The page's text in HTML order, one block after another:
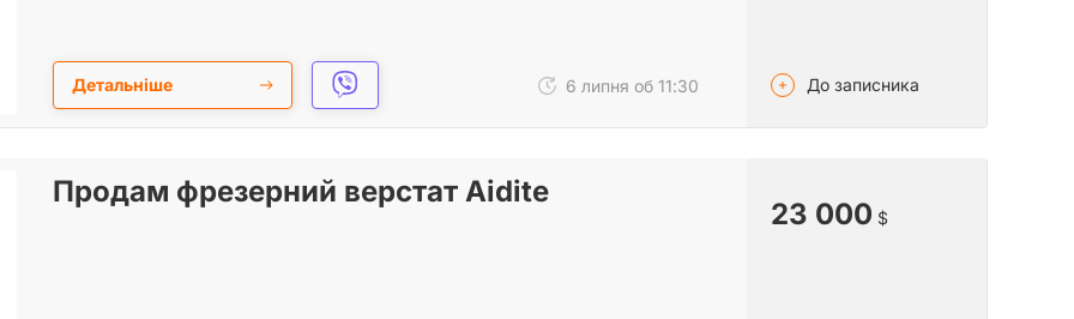
Детальніше 6 липня об 11:30 До записника
Продам фрезерний верстат Aidite
23 000 $